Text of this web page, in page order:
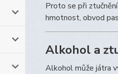
Proto se při
hmotnost, obvod
Alkohol a
Alkohol může játra